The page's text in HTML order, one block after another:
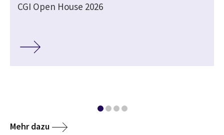
CGI Open House 2026
Mehr dazu